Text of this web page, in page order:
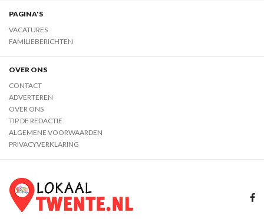
PAGINA'S
VACATURES
FAMILIEBERICHTEN
OVER ONS
CONTACT
ADVERTEREN
OVER ONS
TIP DE REDACTIE
ALGEMENE VOORWAARDEN
PRIVACYVERKLARING